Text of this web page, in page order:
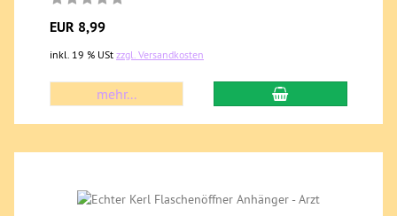
EUR 8,99
inkl. 19 % USt zzgl. Versandkosten
mehr...